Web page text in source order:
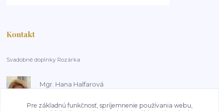
Kontakt
Svadobné doplnky Rozárka
Mgr. Hana Halfarová
14:00-18:00, pracovní dny
Pre základnú funkčnosť, spríjemnenie používania webu,